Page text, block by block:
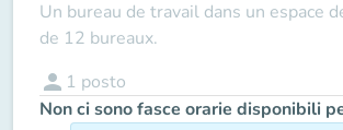
Un bureau de travail dans un espace
de 12 bureaux.
person 1 posto
Non ci sono fasce orarie disponibili